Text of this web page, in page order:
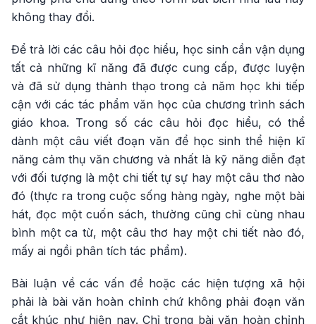
không thay đổi.
Để trả lời các câu hỏi đọc hiểu, học sinh cần vận dụng
tất cả những kĩ năng đã được cung cấp, được luyện
và đã sử dụng thành thạo trong cả năm học khi tiếp
cận với các tác phẩm văn học của chương trình sách
giáo khoa. Trong số các câu hỏi đọc hiểu, có thể
dành một câu viết đoạn văn để học sinh thể hiện kĩ
năng cảm thụ văn chương và nhất là kỹ năng diễn đạt
với đối tượng là một chi tiết tự sự hay một câu thơ nào
đó (thực ra trong cuộc sống hàng ngày, nghe một bài
hát, đọc một cuốn sách, thường cũng chỉ cùng nhau
bình một ca từ, một câu thơ hay một chi tiết nào đó,
mấy ai ngồi phân tích tác phẩm).
Bài luận về các vấn đề hoặc các hiện tượng xã hội
phải là bài văn hoàn chỉnh chứ không phải đoạn văn
cắt khúc như hiện nay. Chỉ trong bài văn hoàn chỉnh